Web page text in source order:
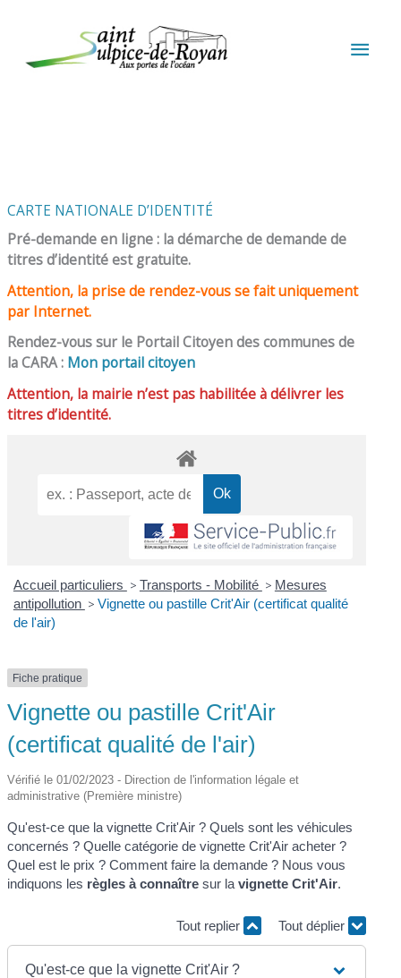
CARTE NATIONALE D’IDENTITÉ
Pré-demande en ligne : la démarche de demande de
titres d’identité est gratuite.
Attention, la prise de rendez-vous se fait uniquement
par Internet.
Rendez-vous sur le Portail Citoyen des communes de
la CARA : Mon portail citoyen
Attention, la mairie n’est pas habilitée à délivrer les
titres d’identité.
Accueil particuliers > Transports - Mobilité > Mesures
antipollution > Vignette ou pastille Crit'Air (certificat qualité
de l'air)
Fiche pratique
Vignette ou pastille Crit'Air
(certificat qualité de l'air)
Vérifié le 01/02/2023 - Direction de l'information légale et
administrative (Première ministre)
Qu'est-ce que la vignette Crit'Air ? Quels sont les véhicules
concernés ? Quelle catégorie de vignette Crit'Air acheter ?
Quel est le prix ? Comment faire la demande ? Nous vous
indiquons les règles à connaître sur lavignette Crit'Air.
Tout replier Tout déplier
Qu'est-ce que la vignette Crit'Air ?